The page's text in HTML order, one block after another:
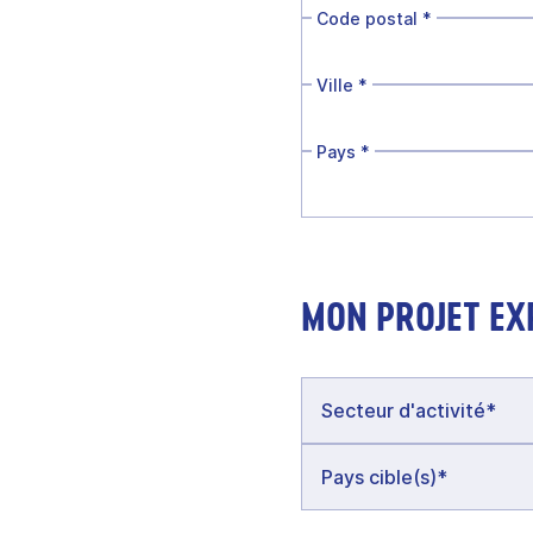
Code postal *
Ville *
Pays *
MON PROJET